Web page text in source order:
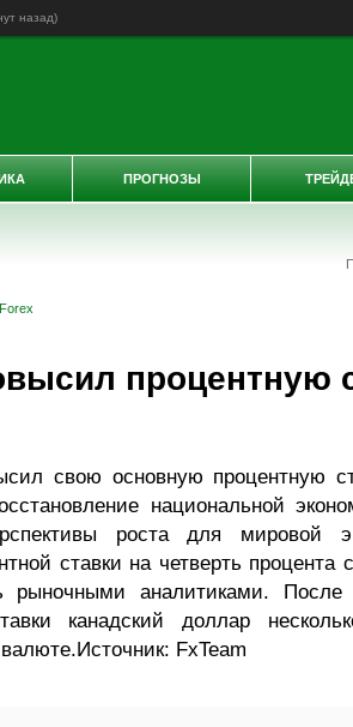
назад)
процентную
свою основную процентную
национальной
роста для мировой
ставки на четверть
рыночными аналитиками.
канадский доллар
FxTeam
ПРОГНОЗЫ